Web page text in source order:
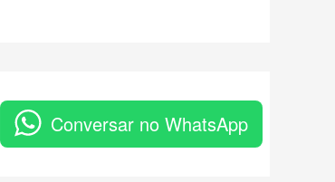
Conversar no WhatsApp